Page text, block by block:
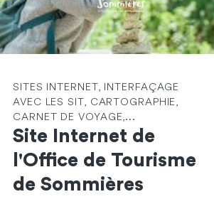
SITES INTERNET, INTERFAÇAGE
AVEC LES SIT, CARTOGRAPHIE,
CARNET DE VOYAGE,...
Site Internet de
l'Office de Tourisme
de Sommières